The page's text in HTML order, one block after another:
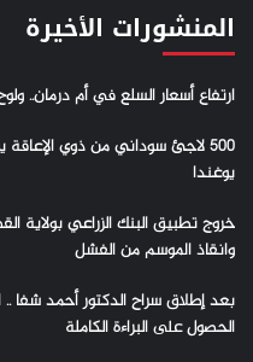
المنشورات الأخيرة
ارتفاع أسعار السلع في أم درمان.. ولوح الثلج
500 لاجئ سوداني من ذوي
يوغندا
خروج تطبيق البنك الزراعي بولاية
وانقاذ الموسم من الفشل
بعد إطلاق سراح الدكتور أحمد شفا
الحصول على البراءة الكاملة